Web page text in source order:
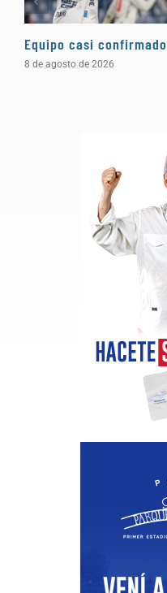
Equipo casi confirmado
8 de agosto de 2026